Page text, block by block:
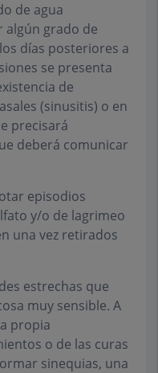
de agua
algún grado de
días posteriores a
se presenta
de
(sinusitis) o en
precisará
deberá comunicar
episodios
y/o de lagrimeo
una vez retirados
estrechas que
muy sensible. A
propia
o de las curas
sinequias, una